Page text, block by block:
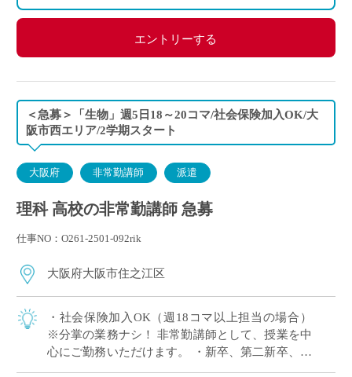
エントリーする
＜急募＞「生物」週5日18～20コマ/社会保険加入OK/大
阪市西エリア/2学期スタート
大阪府 非常勤講師 派遣
理科 高校の非常勤講師 急募
仕事NO：O261-2501-092rik
大阪府大阪市住之江区
・社会保険加入OK（週18コマ以上担当の場合）
※分掌の業務ナシ！ 非常勤講師として、授業を中
心にご勤務いただけます。 ・新卒、第二新卒、ブ
ランクのある方OK ・「生物」週5日18～20コマ程